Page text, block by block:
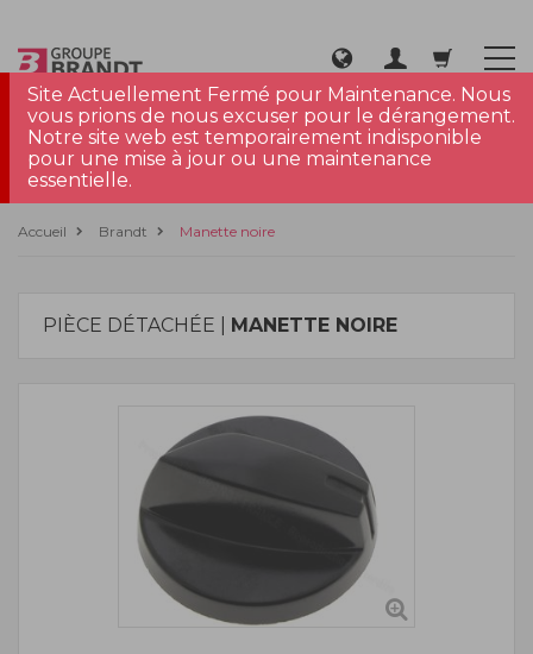
Site Actuellement Fermé pour Maintenance. Nous
vous prions de nous excuser pour le dérangement.
Notre site web est temporairement indisponible
pour une mise à jour ou une maintenance
essentielle.
Accueil Brandt Manette noire
PIÈCE DÉTACHÉE | MANETTE NOIRE